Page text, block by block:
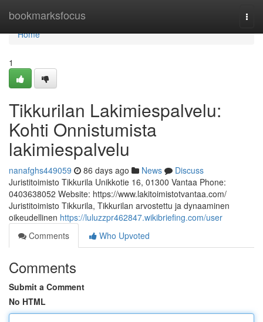
bookmarksfocus
Home
Home
1
Tikkurilan Lakimiespalvelu:
Kohti Onnistumista
lakimiespalvelu
nanafghs449059 86 days ago News
Discuss
Juristitoimisto Tikkurila Unikkotie 16, 01300 Vantaa Phone:
0403638052 Website: https://www.lakitoimistotvantaa.com/
Juristitoimisto Tikkurila, Tikkurilan arvostettu ja dynaaminen
oikeudellinen https://luluzzpr462847.wikibriefing.com/user
Comments
Who Upvoted
Comments
Submit a Comment
No HTML